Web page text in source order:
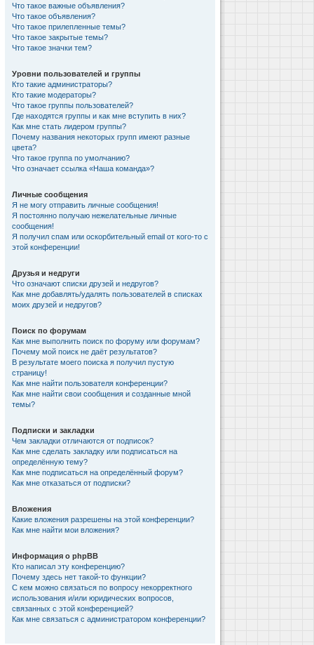
Что такое важные объявления?
Что такое объявления?
Что такое прилепленные темы?
Что такое закрытые темы?
Что такое значки тем?
Уровни пользователей и группы
Кто такие администраторы?
Кто такие модераторы?
Что такое группы пользователей?
Где находятся группы и как мне вступить в них?
Как мне стать лидером группы?
Почему названия некоторых групп имеют разные
цвета?
Что такое группа по умолчанию?
Что означает ссылка «Наша команда»?
Личные сообщения
Я не могу отправить личные сообщения!
Я постоянно получаю нежелательные личные
сообщения!
Я получил спам или оскорбительный email от кого-то с
этой конференции!
Друзья и недруги
Что означают списки друзей и недругов?
Как мне добавлять/удалять пользователей в списках
моих друзей и недругов?
Поиск по форумам
Как мне выполнить поиск по форуму или форумам?
Почему мой поиск не даёт результатов?
В результате моего поиска я получил пустую
страницу!
Как мне найти пользователя конференции?
Как мне найти свои сообщения и созданные мной
темы?
Подписки и закладки
Чем закладки отличаются от подписок?
Как мне сделать закладку или подписаться на
определённую тему?
Как мне подписаться на определённый форум?
Как мне отказаться от подписки?
Вложения
Какие вложения разрешены на этой конференции?
Как мне найти мои вложения?
Информация о phpBB
Кто написал эту конференцию?
Почему здесь нет такой-то функции?
С кем можно связаться по вопросу некорректного
использования и/или юридических вопросов,
связанных с этой конференцией?
Как мне связаться с администратором конференции?